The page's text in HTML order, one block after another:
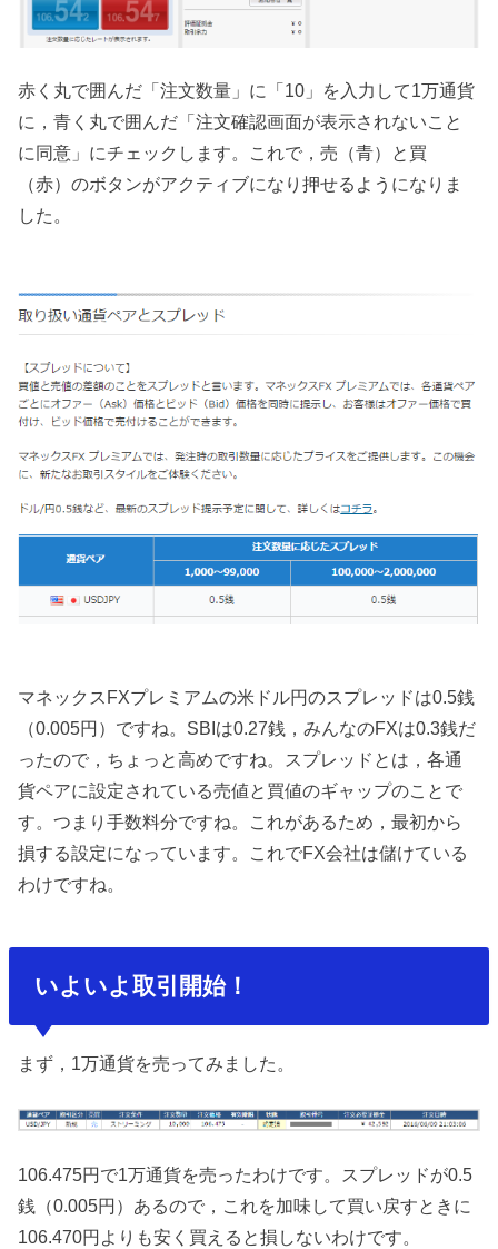
赤く丸で囲んだ「注文数量」に「10」を入力して1万通貨
に，青く丸で囲んだ「注文確認画面が表示されないこと
に同意」にチェックします。これで，売（青）と買
（赤）のボタンがアクティブになり押せるようになりま
した。
マネックスFXプレミアムの米ドル円のスプレッドは0.5銭
（0.005円）ですね。SBIは0.27銭，みんなのFXは0.3銭だ
ったので，ちょっと高めですね。スプレッドとは，各通
貨ペアに設定されている売値と買値のギャップのことで
す。つまり手数料分ですね。これがあるため，最初から
損する設定になっています。これでFX会社は儲けている
わけですね。
いよいよ取引開始！
まず，1万通貨を売ってみました。
106.475円で1万通貨を売ったわけです。スプレッドが0.5
銭（0.005円）あるので，これを加味して買い戻すときに
106.470円よりも安く買えると損しないわけです。